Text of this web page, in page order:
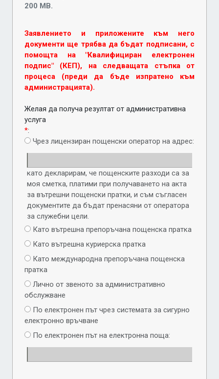
200 MB.
Заявлението и приложените към него
документи ще трябва да бъдат подписани, с
помощта на "Квалифициран електронен
подпис" (КЕП), на следващата стъпка от
процеса (преди да бъде изпратено към
администрацията).
Желая да получа резултат от административна
услуга
*:
Чрез лицензиран пощенски оператор на адрес:
като декларирам, че пощенските разходи са за
моя сметка, платими при получаването на акта
за вътрешни пощенски пратки, и съм съгласен
документите да бъдат пренасяни от оператора
за служебни цели.
Като вътрешна препоръчана пощенска пратка
Като вътрешна куриерска пратка
Като международна препоръчана пощенска
пратка
Лично от звеното за административно
обслужване
По електронен път чрез системата за сигурно
електронно връчване
По електронен път на електронна поща: